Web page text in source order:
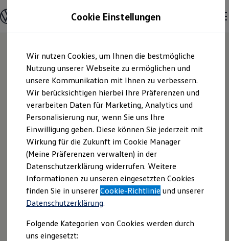
Hauptinhalt
springen
Footer
springen
Modelle & Konfigurator
Nutzfahrzeugkategorien entdecken
Modelle konfigurieren
Vorgängermodelle und Oldtimer
Vorgängermodelle
Oldtimer
Bulli Historie
Branchenlösungen & Gewerbekunden
Umbaulösungen und Hersteller finden
Auf- und Umbauten entdecken & konfigurieren
Groß- und Sonderkunden
Großkunden
Kommunen & Behörden
Journalisten
Sportvereine
Branchenlösungen
Bau & Handwerk
Gewerbliche Personenbeförderung
Service & mobile Werkstätten
Kurier, Logistik & Handel
Kühlfahrzeuge
Feuerwehr
Amann GmbH & Co.
KG | Impressum &
Rechtliches
Hier finden Sie Informationen über die
Amann GmbH & Co. KG als
verantwortliche Anbieterin von Inhalten
und Angeboten, die auf dieser Webseite
speziell aufgeführt sind.
Cookie Einstellungen
Wir nutzen Cookies, um Ihnen die bestmögliche
Nutzung unserer Webseite zu ermöglichen und
unsere Kommunikation mit Ihnen zu verbessern.
Wir berücksichtigen hierbei Ihre Präferenzen und
verarbeiten Daten für Marketing, Analytics und
Personalisierung nur, wenn Sie uns Ihre
Einwilligung geben. Diese können Sie jederzeit mit
Wirkung für die Zukunft im Cookie Manager
(Meine Präferenzen verwalten) in der
Datenschutzerklärung widerrufen. Weitere
Informationen zu unseren eingesetzten Cookies
finden Sie in unsererCookie-Richtlinie und unserer
Datenschutzerklärung.
Folgende Kategorien von Cookies werden durch
uns eingesetzt: